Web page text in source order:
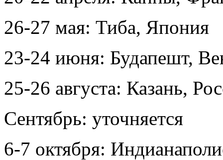
26-27 мая: Тиба, Япония
23-24 июня: Будапешт,
25-26 августа: Казань,
Сентябрь: уточняется
6-7 октября: